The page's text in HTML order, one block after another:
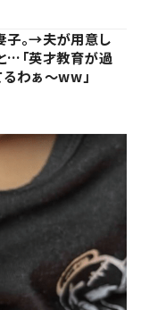
子。→夫が用意し
…「英才教育が過
るわぁ～ww」